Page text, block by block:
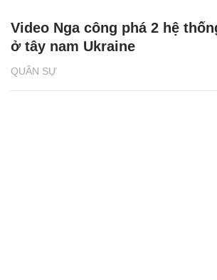
QUÂN SỰ
Video Nga công phá 2 hệ
ở tây nam Ukraine